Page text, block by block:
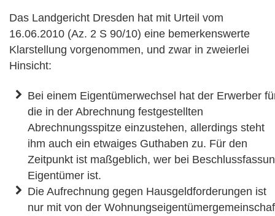
Das Landgericht Dresden hat mit Urteil vom
16.06.2010 (Az. 2 S 90/10) eine bemerkenswerte
Klarstellung vorgenommen, und zwar in zweierlei
Hinsicht:
Bei einem Eigentümerwechsel hat der Erwerber
die in der Abrechnung festgestellten
Abrechnungsspitze einzustehen, allerdings steht
ihm auch ein etwaiges Guthaben zu. Für den
Zeitpunkt ist maßgeblich, wer bei
Eigentümer ist.
Die Aufrechnung gegen Hausgeldforderungen ist
nur mit von der